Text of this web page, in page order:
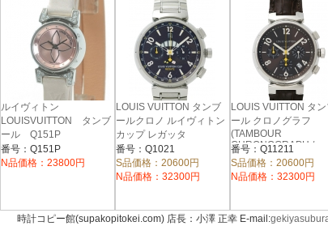
ルイヴィトン
LOUISVUITTON タンブ
ール Q151P
番号：Q151P
N品価格：23800円
LOUIS VUITTON タンブ
ールクロノ ルイヴィトン
カップ レガッタ
(TAMBOUR CHRONO LV
CUP REGATTA /
Ref.Q1021
番号：Q1021
S品価格：20600円
N品価格：32300円
LOUIS VUITTON タ
ール クロノグラフ
(TAMBOUR
CHRONOGRAPH /
Ref.Q11211)
番号：Q11211
S品価格：20600円
N品価格：32300円
時計コピー館(supakopitokei.com) 店長：小澤 正幸 E-mail: